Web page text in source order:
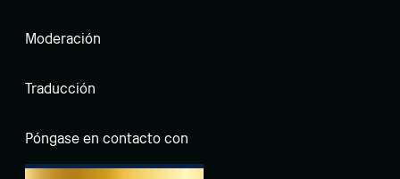
Moderación
Traducción
Póngase en contacto con